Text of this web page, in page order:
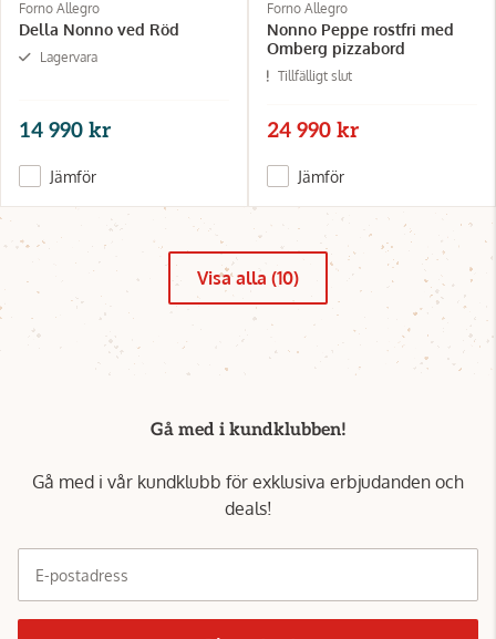
Forno Allegro
Della Nonno ved Röd
Lagervara
14 990 kr
Jämför
Forno Allegro
Nonno Peppe rostfri med
Omberg pizzabord
Tillfälligt slut
24 990 kr
Jämför
Visa alla (10)
Gå med i kundklubben!
Gå med i vår kundklubb för exklusiva erbjudanden och
deals!
E-postadress